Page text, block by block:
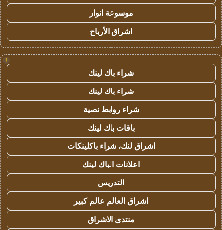
موسوعة انوار
اشراق الأرباح
!
شراء باك لينك
شراء باك لينك
شراء روابط نصية
باقات باك لينك
اشراق لنك، شراء باكلينكات
اعلانات الباك لينك
التدريس
اشراق العالم عالم كبير
منتدى الاشراق